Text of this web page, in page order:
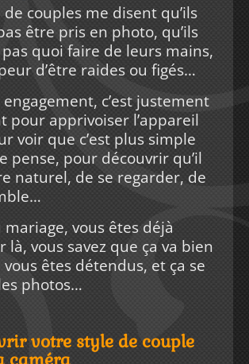
couples me disent qu’ils
être pris en photo, qu’ils
quoi faire de leurs mains,
d’être raides ou figés…
engagement, c’est justement
pour apprivoiser l’appareil
voir que c’est plus simple
pense, pour découvrir qu’il
naturel, de se regarder, de
vous êtes déjà
là, vous savez que ça va bien
vous êtes détendus, et ça se
photos…
votre style de couple
caméra